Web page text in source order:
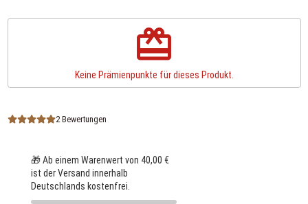
redeem
Keine Prämienpunkte für dieses Produkt.
2 Bewertungen
🎁 Ab einem Warenwert von 40,00 €
ist der Versand innerhalb
Deutschlands kostenfrei.